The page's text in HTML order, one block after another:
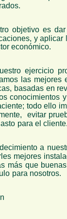
objetivo es
y aplicar
económico.
ejercicio
las mejores
basadas en
conocimientos
todo ello
evitar
para el cliente.
a
mejores
más que
para nosotros.